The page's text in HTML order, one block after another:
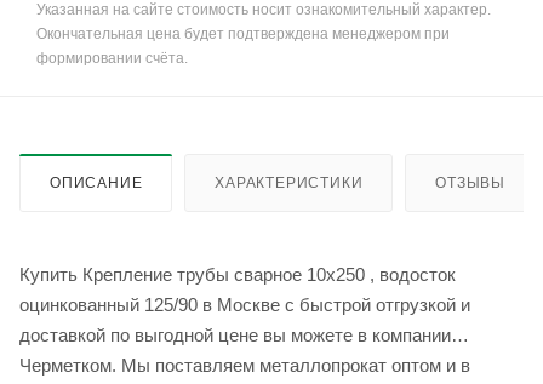
Указанная на сайте стоимость носит ознакомительный характер.
Окончательная цена будет подтверждена менеджером при
формировании счёта.
ОПИСАНИЕ ХАРАКТЕРИСТИКИ ОТЗЫВЫ
Купить Крепление трубы сварное 10x250 , водосток
оцинкованный 125/90 в Москве с быстрой отгрузкой и
доставкой по выгодной цене вы можете в компании
Черметком. Мы поставляем металлопрокат оптом и в